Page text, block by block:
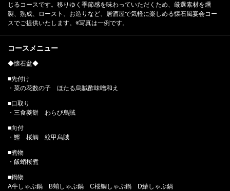
じるコースです。移りゆく季節感を味わっていただくため、厳選素材を燻
製、熟成、ロースト、お造りなど、居酒屋で気軽に楽しめる懐石風宴会コー
スでご提供いたします。※写真は一例です。
コースメニュー
◆懐石盆◆
■先付け
・菜の花数の子 ほたる烏賊酢味噌和え
■口取り
・三食菱餅 わらび烏賊
■向付
・鰹 桜鯛 紋甲烏賊
■煮物
・飯蛸桜煮
■鍋物
A牛しゃぶ鍋 B蛸しゃぶ鍋 C桜鯛しゃぶ鍋 D鰆しゃぶ鍋